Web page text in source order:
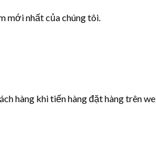
mới nhất của chúng tôi.
hàng khi tiến hàng đặt hàng trên